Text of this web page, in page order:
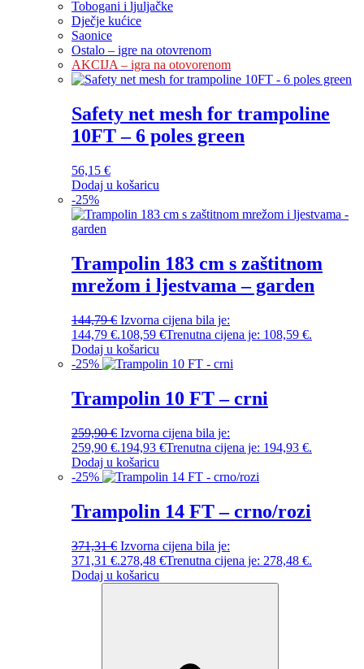
Tobogani i ljuljačke
Dječje kućice
Saonice
Ostalo – igre na otovrenom
AKCIJA – igra na otovorenom
Safety net mesh for trampoline
10FT – 6 poles green
56,15 €
Dodaj u košaricu
-25%
Trampolin 183 cm s zaštitnom
mrežom i ljestvama – garden
144,79€ Izvorna cijena bila je:
144,79 €.108,59 €Trenutna cijena je: 108,59 €.
Dodaj u košaricu
-25%
Trampolin 10 FT – crni
259,90€ Izvorna cijena bila je:
259,90 €.194,93 €Trenutna cijena je: 194,93 €.
Dodaj u košaricu
-25%
Trampolin 14 FT – crno/rozi
371,31€ Izvorna cijena bila je:
371,31 €.278,48 €Trenutna cijena je: 278,48 €.
Dodaj u košaricu